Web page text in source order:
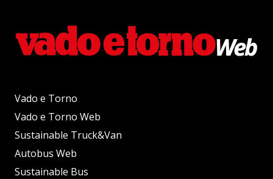
Vado e Torno
Vado e Torno Web
Sustainable Truck&Van
Autobus Web
Sustainable Bus